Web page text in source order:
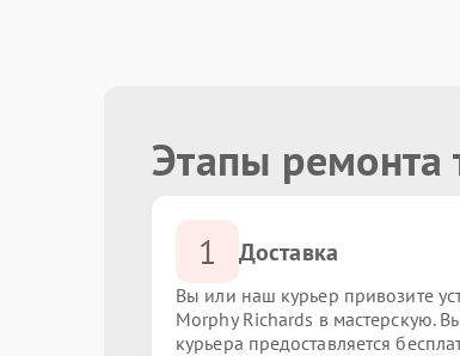
Этапы ремонта
1 Доставка
Вы или наш курьер привозите
Morphy Richards в мастерскую.
курьера предоставляется